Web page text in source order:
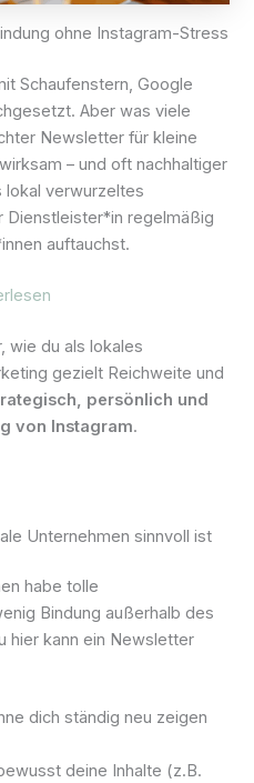
ohne Instagram-Stress
Schaufenstern, Google
Aber was viele
Newsletter für kleine
– und oft nachhaltiger
lokal verwurzeltes
Dienstleister*in regelmäßig
auftauchst.
wie du als lokales
gezielt Reichweite und
persönlich und
von Instagram.
Unternehmen sinnvoll ist
habe tolle
Bindung außerhalb des
hier kann ein Newsletter
dich ständig neu zeigen
deine Inhalte (z.B.